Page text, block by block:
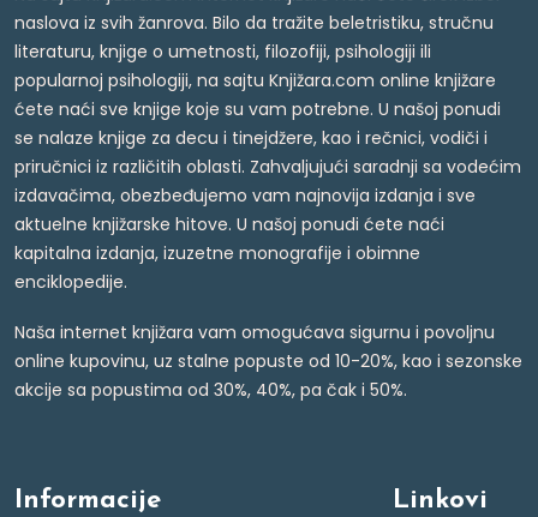
naslova iz svih žanrova. Bilo da tražite beletristiku, stručnu
literaturu, knjige o umetnosti, filozofiji, psihologiji ili
popularnoj psihologiji, na sajtu Knjižara.com online knjižare
ćete naći sve knjige koje su vam potrebne. U našoj ponudi
se nalaze knjige za decu i tinejdžere, kao i rečnici, vodiči i
priručnici iz različitih oblasti. Zahvaljujući saradnji sa vodećim
izdavačima, obezbeđujemo vam najnovija izdanja i sve
aktuelne knjižarske hitove. U našoj ponudi ćete naći
kapitalna izdanja, izuzetne monografije i obimne
enciklopedije.
Naša internet knjižara vam omogućava sigurnu i povoljnu
online kupovinu, uz stalne popuste od 10-20%, kao i sezonske
akcije sa popustima od 30%, 40%, pa čak i 50%.
Informacije Linkovi